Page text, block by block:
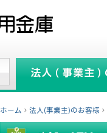
ホーム 法人(事業主)のお客様